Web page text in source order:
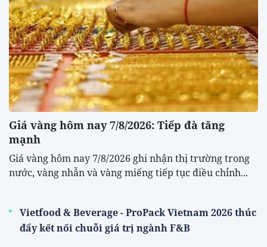
Giá vàng hôm nay 7/8/2026: Tiếp đà tăng
mạnh
Giá vàng hôm nay 7/8/2026 ghi nhận thị trường trong
nước, vàng nhẫn và vàng miếng tiếp tục điều chỉnh...
Vietfood & Beverage - ProPack Vietnam 2026 thúc
đẩy kết nối chuỗi giá trị ngành F&B